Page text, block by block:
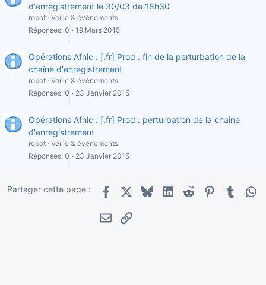
d'enregistrement le 30/03 de 18h30
robot Veille & événements
Réponses 0 19 Mars 2015
Opérations Afnic : [.fr] Prod : fin de la perturbation de la
chaîne d'enregistrement
robot Veille & événements
Réponses 0 23 Janvier 2015
Opérations Afnic : [.fr] Prod : perturbation de la chaîne
d'enregistrement
robot Veille & événements
Réponses 0 23 Janvier 2015
Partager cette page :
Facebook
X BlueskyLinkedInRedditPinterestTumblr
E-mailLien